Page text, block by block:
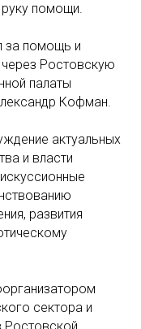
руку помощи.
за помощь и
Ростовскую
палаты
Кофман.
актуальных
и власти
развития
сектора и